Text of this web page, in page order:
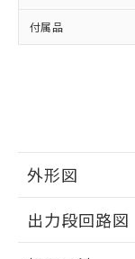
付属品
外形図
外形図
出力段回路図
お
登
およ
※3 非
※本証明
るもので
ものでは
また、
物質の対
い合わせ